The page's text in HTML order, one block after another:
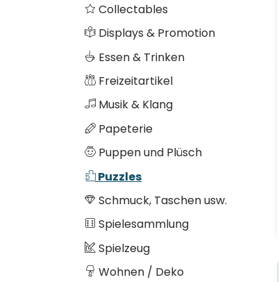
Collectables
Displays & Promotion
Essen & Trinken
Freizeitartikel
Musik & Klang
Papeterie
Puppen und Plüsch
Puzzles
Schmuck, Taschen usw.
Spielesammlung
Spielzeug
Wohnen / Deko